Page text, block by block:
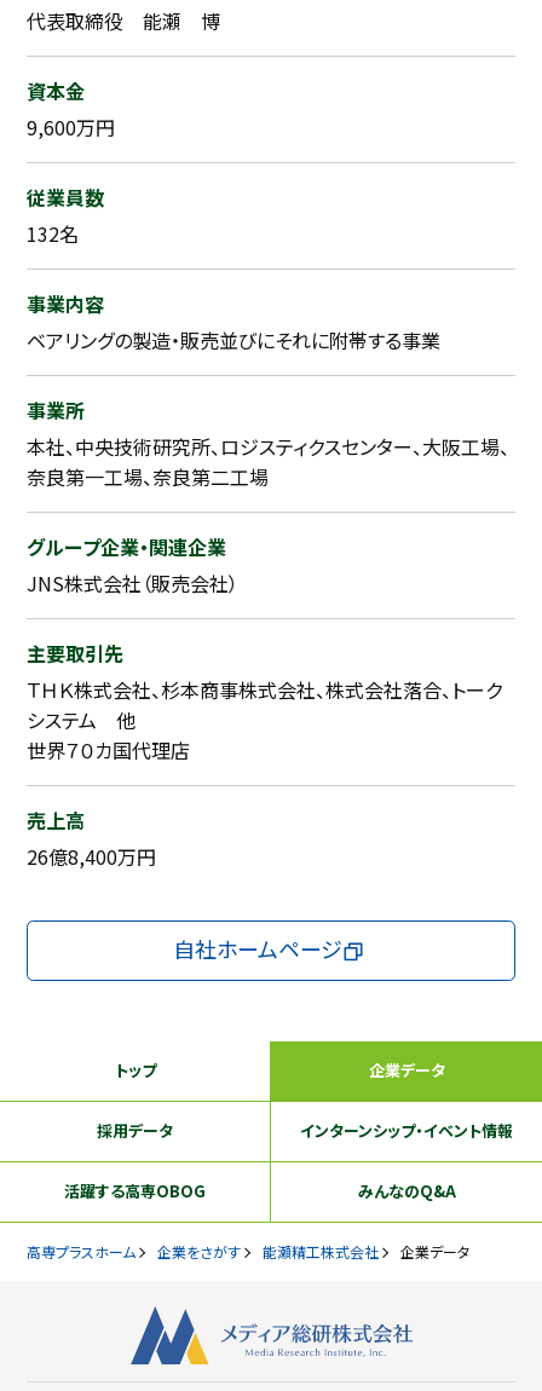
代表取締役 能瀬 博
資本金
9,600万円
従業員数
132名
事業内容
ベアリングの製造・販売並びにそれに附帯する事業
事業所
本社、中央技術研究所、ロジスティクスセンター、大阪工場、
奈良第一工場、奈良第二工場
グループ企業・関連企業
JNS株式会社（販売会社）
主要取引先
ＴＨＫ株式会社、杉本商事株式会社、株式会社落合、トーク
システム 他
世界７０カ国代理店
売上高
26億8,400万円
自社ホームページ
トップ 企業データ
採用データ インターンシップ・イベント情報
活躍する高専OBOG みんなのQ&A
高専プラスホーム 企業をさがす 能瀬精工株式会社 企業データ